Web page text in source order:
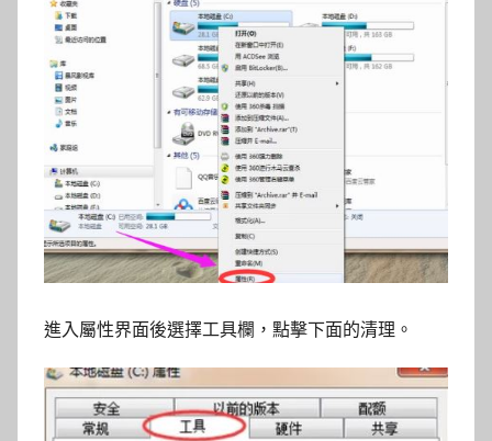
進入屬性界面後選擇工具欄，點擊下面的清理。